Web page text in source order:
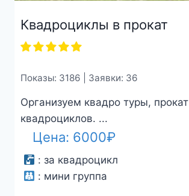
Квадроциклы в прокат
Показы: 3186 | Заявки: 36
Организуем квадро туры, прокат
квадроциклов. ...
Цена: 6000₽
: за квадроцикл
: мини группа